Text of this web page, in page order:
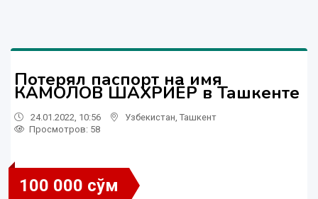
Потерял паспорт на имя
КАМОЛОВ ШАХРИЁР в Ташкенте
24.01.2022, 10:56 Узбекистан Ташкент
Просмотров: 58
100 000 сўм